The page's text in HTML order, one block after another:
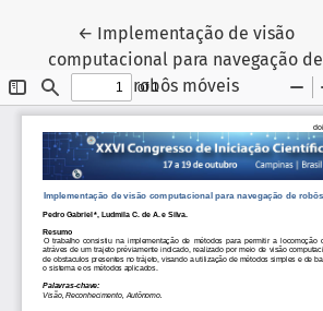
← Voltar aos Detalhes do Artigo
Implementação de visão
computacional para navegação de
robôs móveis